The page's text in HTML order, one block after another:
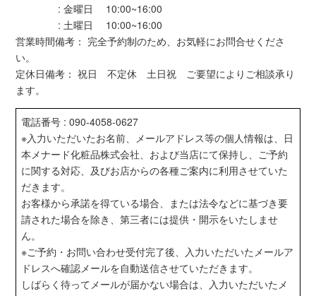
: 金曜日 10:00~16:00
: 土曜日 10:00~16:00
営業時間備考： 完全予約制のため、お気軽にお問合せくださ
い。
定休日備考： 祝日 不定休 土日祝 ご要望によりご相談承り
ます。
電話番号 : 090-4058-0627
※入力いただいたお名前、メールアドレス等の個人情報は、日
本メナード化粧品株式会社、および当店にて保持し、ご予約
に関する対応、及びお店からの各種ご案内に利用させていた
だきます。
お客様から承諾を得ている場合、または法令などに基づき要
請された場合を除き、第三者には提供・開示をいたしませ
ん。
※ご予約・お問い合わせ受付完了後、入力いただいたメールア
ドレスへ確認メールを自動送信させていただきます。
しばらく待ってメールが届かない場合は、入力いただいたメ